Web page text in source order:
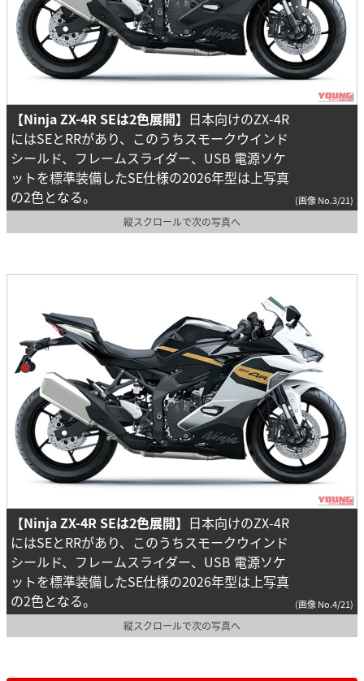
【Ninja ZX-4R SEは2色展開】 日本向けのZX-4R
にはSEとRRがあり、このうちスモークウインド
シールド、フレームスライダー、USB 電源ソケ
ットを標準装備したSE仕様の2026年型は上写真
の2色となる。
(画像 No.3/21)
縦スクロールで次の写真へ
【Ninja ZX-4R SEは2色展開】 日本向けのZX-4R
にはSEとRRがあり、このうちスモークウインド
シールド、フレームスライダー、USB 電源ソケ
ットを標準装備したSE仕様の2026年型は上写真
の2色となる。
(画像 No.4/21)
縦スクロールで次の写真へ